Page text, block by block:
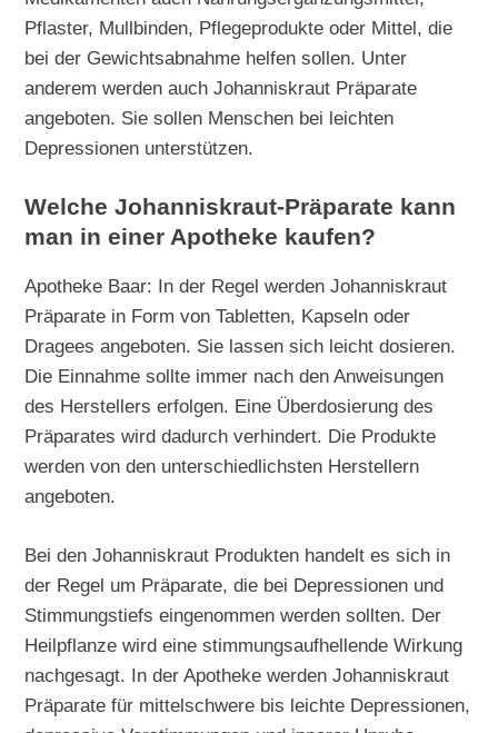
Pflaster, Mullbinden, Pflegeprodukte oder Mittel, die
bei der Gewichtsabnahme helfen sollen. Unter
anderem werden auch Johanniskraut Präparate
angeboten. Sie sollen Menschen bei leichten
Depressionen unterstützen.
Welche Johanniskraut-Präparate kann
man in einer Apotheke kaufen?
Apotheke Baar: In der Regel werden Johanniskraut
Präparate in Form von Tabletten, Kapseln oder
Dragees angeboten. Sie lassen sich leicht dosieren.
Die Einnahme sollte immer nach den Anweisungen
des Herstellers erfolgen. Eine Überdosierung des
Präparates wird dadurch verhindert. Die Produkte
werden von den unterschiedlichsten Herstellern
angeboten.
Bei den Johanniskraut Produkten handelt es sich in
der Regel um Präparate, die bei Depressionen und
Stimmungstiefs eingenommen werden sollten. Der
Heilpflanze wird eine stimmungsaufhellende Wirkung
nachgesagt. In der Apotheke werden Johanniskraut
Präparate für mittelschwere bis leichte Depressionen,